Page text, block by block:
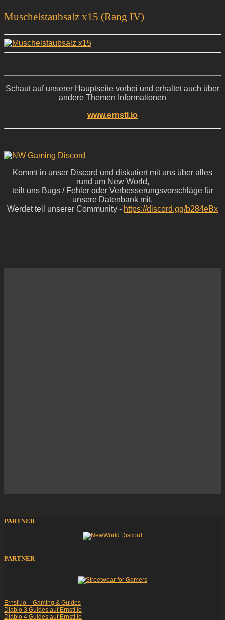
Muschelstaubsalz x15 (Rang IV)
Schaut auf unserer Hauptseite vorbei und erhaltet auch über
andere Themen Informationen
www.ernstl.io
Kommt in unser Discord und diskutiert mit uns über alles
rund um New World,
teilt uns Bugs / Fehler oder Verbesserungsvorschläge für
unsere Datenbank mit.
Werdet teil unserer Community - https://discord.gg/b284eBx
PARTNER
PARTNER
Ernstl.io – Gaming & Guides
Diablo 3 Guides auf Ernstl.io
Diablo 4 Guides auf Ernstl.io